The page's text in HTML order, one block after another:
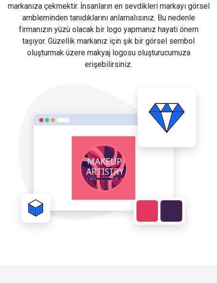
markanıza çekmektir. İnsanların en sevdikleri markayı görsel
ambleminden tanıdıklarını anlamalısınız. Bu nedenle
firmanızın yüzü olacak bir logo yapmanız hayati önem
taşıyor. Güzellik markanız için şık bir görsel sembol
oluşturmak üzere makyaj logosu oluşturucumuza
erişebilirsiniz.